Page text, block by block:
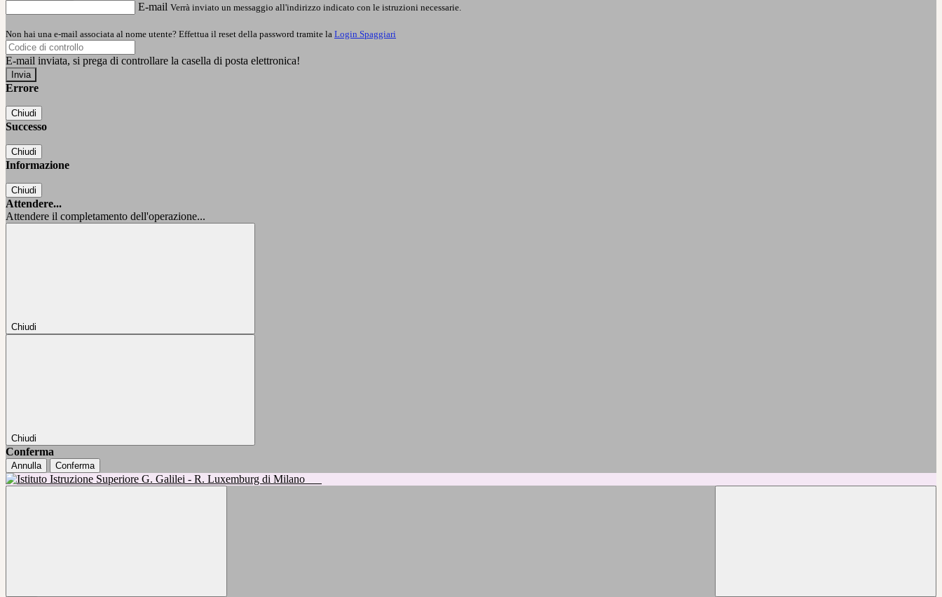
E-mail Verrà inviato un messaggio all'indirizzo indicato con le istruzioni necessarie.
Non hai una e-mail associata al nome utente? Effettua il reset della password tramite la Login Spaggiari
E-mail inviata, si prega di controllare la casella di posta elettronica!
Errore
Chiudi
Successo
Chiudi
Informazione
Chiudi
Attendere...
Attendere il completamento dell'operazione...
Chiudi
Chiudi
Conferma
Annulla Conferma